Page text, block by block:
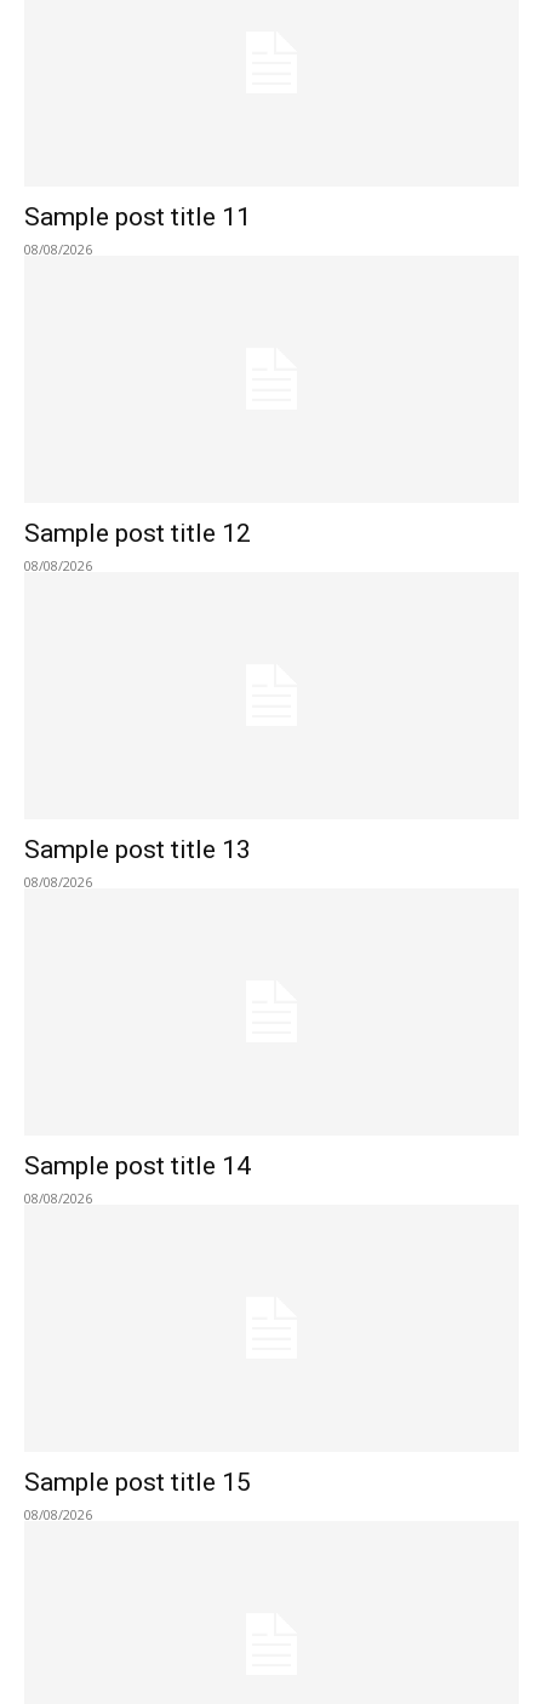
Sample post title 11
08/08/2026
Sample post title 12
08/08/2026
Sample post title 13
08/08/2026
Sample post title 14
08/08/2026
Sample post title 15
08/08/2026